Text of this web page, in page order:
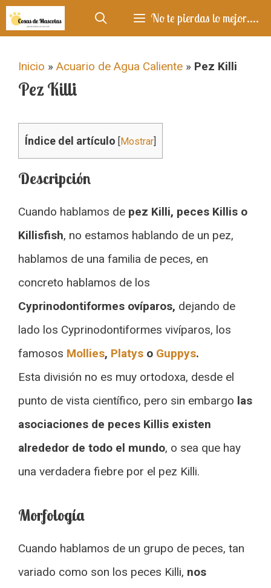
Saltar
al
No te pierdas lo mejor....
Inicio » Acuario de Agua Caliente » Pez Killi
Pez Killi
Índice del artículo [Mostrar]
Descripción
Cuando hablamos de pez Killi, peces Killis o
Killisfish, no estamos hablando de un pez,
hablamos de una familia de peces, en
concreto hablamos de los
Cyprinodontiformes ovíparos, dejando de
lado los Cyprinodontiformes vivíparos, los
famosos Mollies, Platys o Guppys.
Esta división no es muy ortodoxa, desde el
punto de vista científico, pero sin embargo las
asociaciones de peces Killis existen
alrededor de todo el mundo, o sea que hay
una verdadera fiebre por el pez Killi.
Morfología
Cuando hablamos de un grupo de peces, tan
variado como son los peces Killi, nos